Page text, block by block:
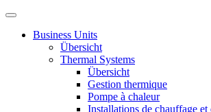
Business Units
Übersicht
Thermal Systems
Übersicht
Gestion thermique
Pompe à chaleur
Installations de chauffage